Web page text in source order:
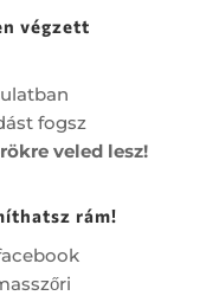
végzett
fogsz
veled lesz!
rám!